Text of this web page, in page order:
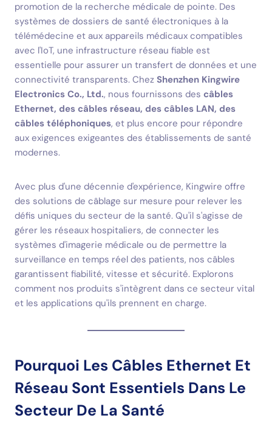
promotion de la recherche médicale de pointe. Des
systèmes de dossiers de santé électroniques à la
télémédecine et aux appareils médicaux compatibles
avec l'IoT, une infrastructure réseau fiable est
essentielle pour assurer un transfert de données et une
connectivité transparents. Chez Shenzhen Kingwire
Electronics Co., Ltd., nous fournissons des câbles
Ethernet, des câbles réseau, des câbles LAN, des
câbles téléphoniques, et plus encore pour répondre
aux exigences exigeantes des établissements de santé
modernes.
Avec plus d'une décennie d'expérience, Kingwire offre
des solutions de câblage sur mesure pour relever les
défis uniques du secteur de la santé. Qu'il s'agisse de
gérer les réseaux hospitaliers, de connecter les
systèmes d'imagerie médicale ou de permettre la
surveillance en temps réel des patients, nos câbles
garantissent fiabilité, vitesse et sécurité. Explorons
comment nos produits s'intègrent dans ce secteur vital
et les applications qu'ils prennent en charge.
Pourquoi Les Câbles Ethernet Et
Réseau Sont Essentiels Dans Le
Secteur De La Santé